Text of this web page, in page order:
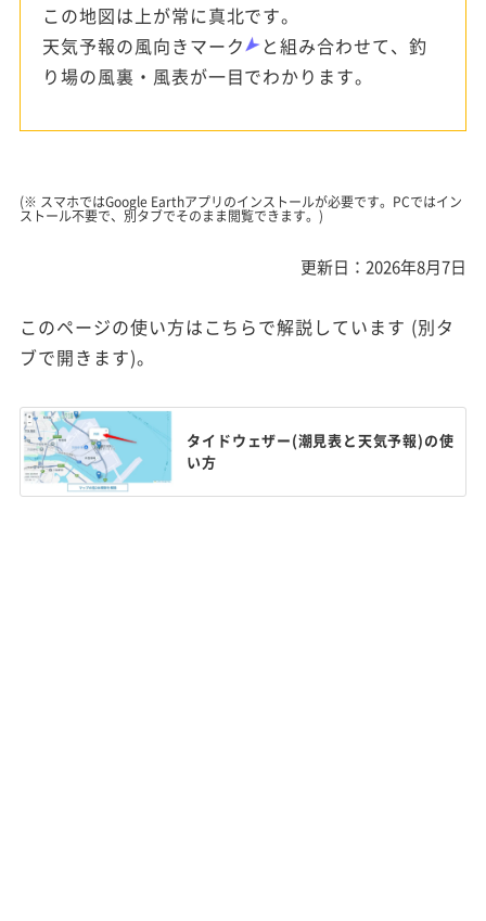
この地図は上が常に真北です。
天気予報の風向きマーク
と組み合わせて、釣
り場の風裏・風表が一目でわかります。
(※ スマホではGoogle Earthアプリのインストールが必要です。PCではイン
ストール不要で、別タブでそのまま閲覧できます。)
更新日：2026年8月7日
このページの使い方はこちらで解説しています (別タ
ブで開きます)。
タイドウェザー(潮見表と天気予報)の使
い方